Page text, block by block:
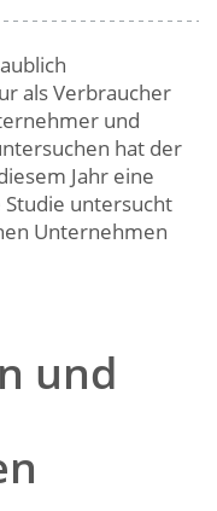
als Verbraucher
und
hat der
Jahr eine
Studie untersucht
Unternehmen
und